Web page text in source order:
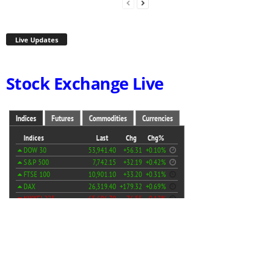
Live Updates
Stock Exchange Live